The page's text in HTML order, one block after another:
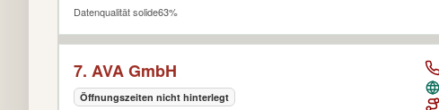
Datenqualität solide63%
7. AVA GmbH
Öffnungszeiten nicht hinterlegt